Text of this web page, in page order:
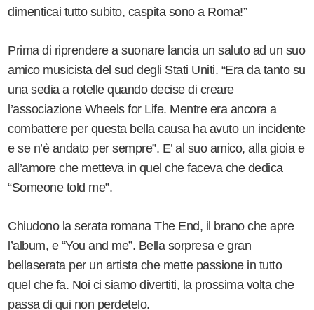
dimenticai tutto subito, caspita sono a Roma!”
Prima di riprendere a suonare lancia un saluto ad un suo
amico musicista del sud degli Stati Uniti. “Era da tanto su
una sedia a rotelle quando decise di creare
l’associazione Wheels for Life. Mentre era ancora a
combattere per questa bella causa ha avuto un incidente
e se n’è andato per sempre”. E’ al suo amico, alla gioia e
all’amore che metteva in quel che faceva che dedica
“Someone told me”.
Chiudono la serata romana The End, il brano che apre
l’album, e “You and me”. Bella sorpresa e gran
bellaserata per un artista che mette passione in tutto
quel che fa. Noi ci siamo divertiti, la prossima volta che
passa di qui non perdetelo.